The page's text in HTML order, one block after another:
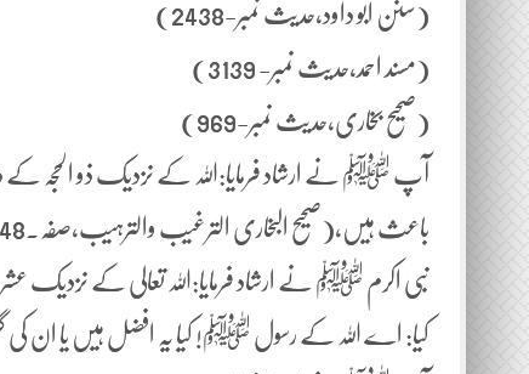
(سنن ابو داود،حدیث نمبر-2438)
(مسند احمد،حدیث نمبر- 3139)
(صحیح بخاری،حدیث نمبر-969)
آپ ﷺ نے ارشاد فرمایا:اللہ کے نزدیک ذو الحجہ کے
باعث ہیں،(صحیح البخاری الترغیب والترہیب،صفہ۔1148)
نبی اکرم ﷺ نے ارشاد فرمایا:اللہ تعالی کے
کیا: اے اللہ کے رسول ﷺ! کیا یہ افضل ہیں یا ان کی